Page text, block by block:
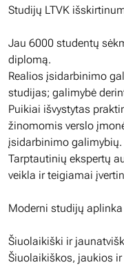
Studijų LTVK
Jau 6000 studentų
diplomą.
Realios įsidarbinimo
studijas; galimybė
Puikiai išvystytas
žinomomis verslo
įsidarbinimo galimybių.
Tarptautinių ekspertų
veikla ir teigiamai
Moderni studijų aplinka
Šiuolaikiški ir
Šiuolaikiškos, jaukios